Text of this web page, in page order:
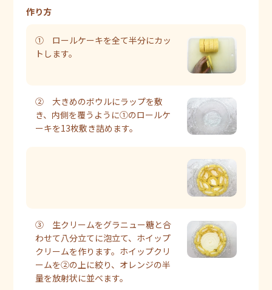
作り方
① ロールケーキを全て半分にカッ
トします。
② 大きめのボウルにラップを敷
き、内側を覆うように①のロールケ
ーキを13枚敷き詰めます。
③ 生クリームをグラニュー糖と合
わせて八分立てに泡立て、ホイップ
クリームを作ります。ホイップクリ
ームを②の上に絞り、オレンジの半
量を放射状に並べます。